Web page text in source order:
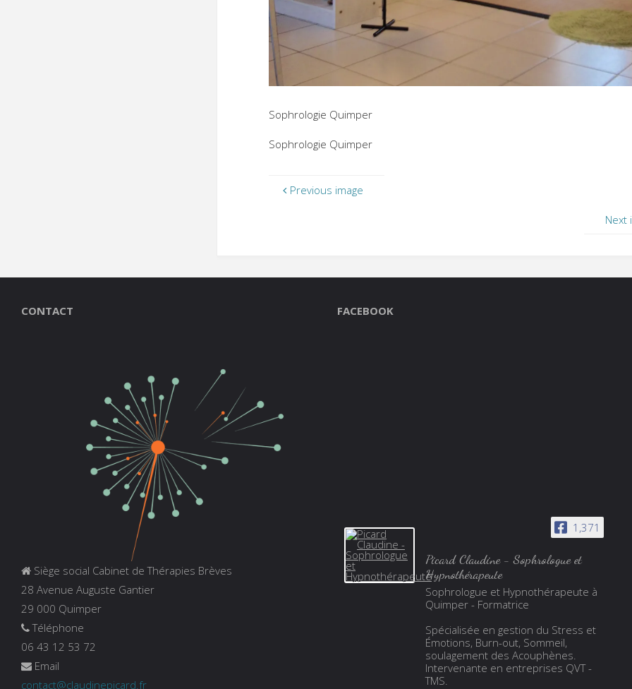
Sophrologie Quimper
Sophrologie Quimper
Previous image
Next
CONTACT
Siège social Cabinet de Thérapies Brèves
28 Avenue Auguste Gantier
29 000 Quimper
Téléphone
06 43 12 53 72
Email
contact@claudinepicard.fr
FACEBOOK
1,371
Picard Claudine - Sophrologue et
Hypnothérapeute
Sophrologue et Hypnothérapeute à
Quimper - Formatrice
Spécialisée en gestion du Stress et
Émotions, Burn-out, Sommeil,
soulagement des Acouphènes.
Intervenante en entreprises QVT -
TMS.